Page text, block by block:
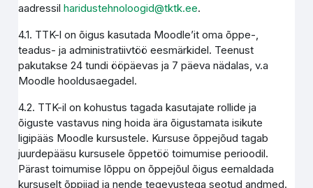
aadressilharidustehnoloogid@tktk.ee.
4.1. TTK-l on õigus kasutada Moodle’it oma õppe-,
teadus- ja administratiivtöö eesmärkidel. Teenust
pakutakse 24 tundi ööpäevas ja 7 päeva nädalas, v.a
Moodle hooldusaegadel.
4.2. TTK-il on kohustus tagada kasutajate rollide ja
õiguste vastavus ning hoida ära õigustamata isikute
ligipääs Moodle kursustele. Kursuse õppejõud tagab
juurdepääsu kursusele õppetöö toimumise perioodil.
Pärast toimumise lõppu on õppejõul õigus eemaldada
kursuselt õppijad ja nende tegevustega seotud andmed.